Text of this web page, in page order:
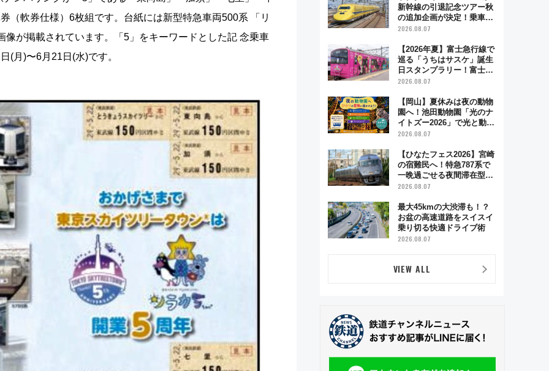
（軟券仕様）6枚組です。台紙には新型特急車両500系 「リ
が掲載されています。「5」をキーワードとした記 念乗車
(月)〜6月21日(水)です。
新幹線の引退記念ツアー秋
の追加企画が決定！乗車体
験やグッズ・ホテル情報ま
2026.08.07
【2026年夏】富士急行線で
巡る「うちはサスケ」誕生
日スタンプラリー！富士急
ハイランド限定グルメ＆グ
2026.08.07
【岡山】夏休みは夜の動物
園へ！池田動物園「光のナ
イトズー2026」で光と動物
が彩る特別な夜
2026.08.07
【ひなたフェス2026】宮崎
の宿難民へ！特急787系で
一晩過ごせる夜間滞在型イ
ベント「スワローおひさ
2026.08.07
最大45kmの大渋滞も！？
お盆の高速道路をスイスイ
乗り切る快適ドライブ術
2026.08.07
VIEW ALL